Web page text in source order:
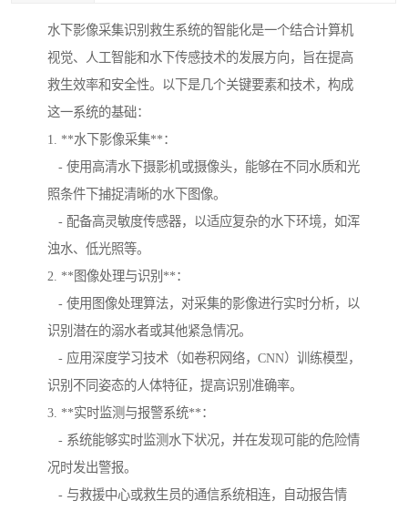
水下影像采集识别救生系统的智能化是一个结合计算机
视觉、人工智能和水下传感技术的发展方向，旨在提高
救生效率和安全性。以下是几个关键要素和技术，构成
这一系统的基础：
1. **水下影像采集**：
- 使用高清水下摄影机或摄像头，能够在不同水质和光
照条件下捕捉清晰的水下图像。
- 配备高灵敏度传感器，以适应复杂的水下环境，如浑
浊水、低光照等。
2. **图像处理与识别**：
- 使用图像处理算法，对采集的影像进行实时分析，以
识别潜在的溺水者或其他紧急情况。
- 应用深度学习技术（如卷积网络，CNN）训练模型，
识别不同姿态的人体特征，提高识别准确率。
3. **实时监测与报警系统**：
- 系统能够实时监测水下状况，并在发现可能的危险情
况时发出警报。
- 与救援中心或救生员的通信系统相连，自动报告情